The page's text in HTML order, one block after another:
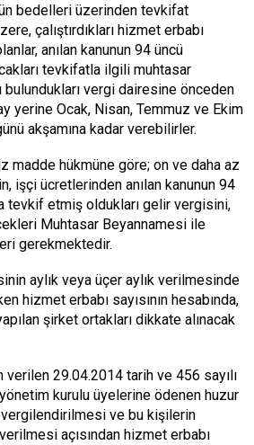
bedelleri üzerinden tevkifat
çalıştırdıkları hizmet erbabı
anılan kanunun 94 üncü
tevkifatla ilgili muhtasar
bulundukları vergi dairesine önceden
yerine Ocak, Nisan, Temmuz ve Ekim
akşamına kadar verebilirler.
madde hükmüne göre; on ve daha az
işçi ücretlerinden anılan kanunun 94
tevkif etmiş oldukları gelir vergisini,
Muhtasar Beyannamesi ile
gerekmektedir.
aylık veya üçer aylık verilmesinde
hizmet erbabı sayısının hesabında,
şirket ortakları dikkate alınacak
verilen 29.04.2014 tarih ve 456 sayılı
kurulu üyelerine ödenen huzur
vergilendirilmesi ve bu kişilerin
açısından hizmet erbabı